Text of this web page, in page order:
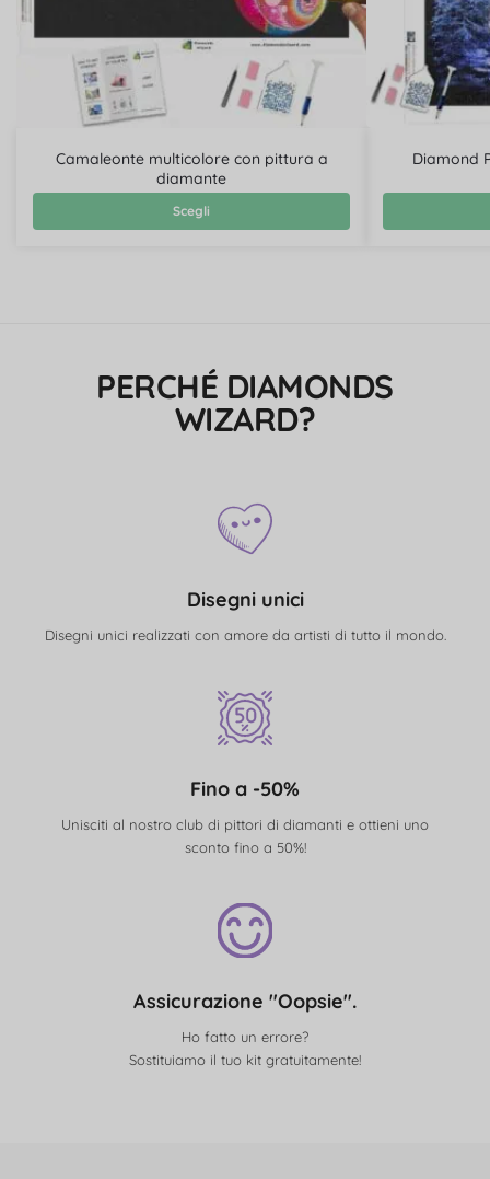
Camaleonte multicolore con pittura a
diamante
Scegli
Diamond
PERCHÉ DIAMONDS
WIZARD?
Disegni unici
Disegni unici realizzati con amore da artisti di tutto il mondo.
Fino a -50%
Unisciti al nostro club di pittori di diamanti e ottieni uno
sconto fino a 50%!
Assicurazione "Oopsie".
Ho fatto un errore?
Sostituiamo il tuo kit gratuitamente!